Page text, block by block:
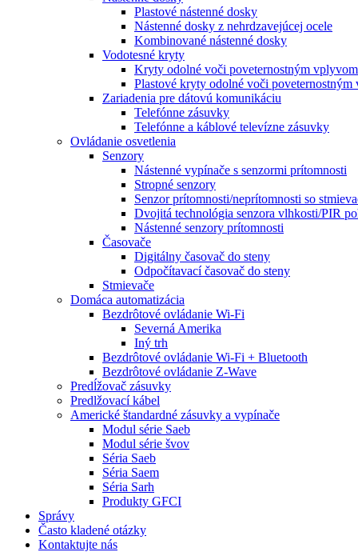
Plastové nástenné dosky
Nástenné dosky z nehrdzavejúcej ocele
Kombinované nástenné dosky
Vodotesné kryty
Kryty odolné voči poveternostným
Plastové kryty odolné voči poveternostným
Zariadenia pre dátovú komunikáciu
Telefónne zásuvky
Telefónne a káblové televízne zásuvky
Ovládanie osvetlenia
Senzory
Nástenné vypínače s senzormi prítomnosti
Stropné senzory
Senzor prítomnosti/neprítomnosti so
Dvojitá technológia senzora vlhkosti/PIR
Nástenné senzory prítomnosti
Časovače
Digitálny časovač do steny
Odpočítavací časovač do steny
Stmievače
Domáca automatizácia
Bezdrôtové ovládanie Wi-Fi
Severná Amerika
Iný trh
Bezdrôtové ovládanie Wi-Fi + Bluetooth
Bezdrôtové ovládanie Z-Wave
Predĺžovač zásuvky
Predlžovací kábel
Americké štandardné zásuvky a vypínače
Modul série Saeb
Modul série švov
Séria Saeb
Séria Saem
Séria Sarh
Produkty GFCI
Správy
Často kladené otázky
Kontaktujte nás